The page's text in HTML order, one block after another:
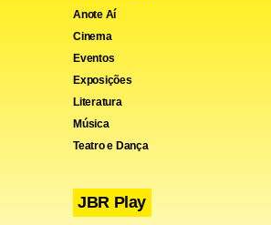
Anote Aí
Cinema
Eventos
Exposições
Literatura
Música
Teatro e Dança
JBR Play